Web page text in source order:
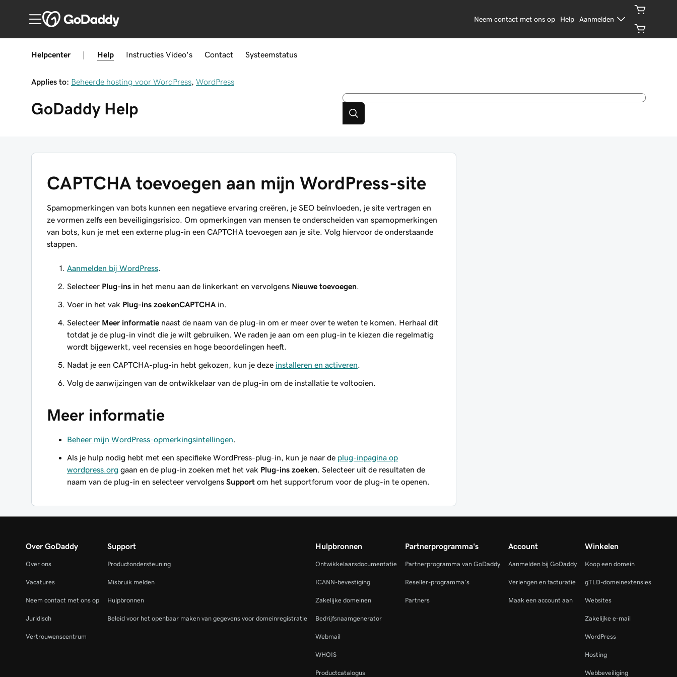
Neem contact met ons op Help Aanmelden
Helpcenter Help Instructies Video's Contact Systeemstatus
Applies to: Beheerde hosting voor WordPress WordPress
GoDaddy Help
CAPTCHA toevoegen aan mijn WordPress-site
Spamopmerkingen van bots kunnen een negatieve ervaring creëren, je SEO beïnvloeden, je site vertragen en
ze vormen zelfs een beveiligingsrisico. Om opmerkingen van mensen te onderscheiden van spamopmerkingen
van bots, kun je met een externe plug-in een CAPTCHA toevoegen aan je site. Volg hiervoor de onderstaande
stappen.
Aanmelden bij WordPress
Selecteer Plug-ins in het menu aan de linkerkant en vervolgens Nieuwe toevoegen
Voer in het vak Plug-ins zoekenCAPTCHA in.
Selecteer Meer informatie naast de naam van de plug-in om er meer over te weten te komen. Herhaal dit
totdat je de plug-in vindt die je wilt gebruiken. We raden je aan om een plug-in te kiezen die regelmatig
wordt bijgewerkt, veel recensies en hoge beoordelingen heeft.
Nadat je een CAPTCHA-plug-in hebt gekozen, kun je deze installeren en activeren
Volg de aanwijzingen van de ontwikkelaar van de plug-in om de installatie te voltooien.
Meer informatie
Beheer mijn WordPress-opmerkingsintellingen
Als je hulp nodig hebt met een specifieke WordPress-plug-in, kun je naar de plug-inpagina op
wordpress.org gaan en de plug-in zoeken met het vak Plug-ins zoeken . Selecteer uit de resultaten de
naam van de plug-in en selecteer vervolgens Support om het supportforum voor de plug-in te openen.
Over GoDaddy
Over ons
Vacatures
Neem contact met ons op
Juridisch
Vertrouwenscentrum
Support
Productondersteuning
Misbruik melden
Hulpbronnen
Beleid voor het openbaar maken van gegevens voor domeinregistratie
Hulpbronnen
Ontwikkelaarsdocumentatie
ICANN-bevestiging
Zakelijke domeinen
Bedrijfsnaamgenerator
Webmail
WHOIS
Productcatalogus
Partnerprogramma's
Partnerprogramma van GoDaddy
Reseller-programma's
Partners
Account
Aanmelden bij GoDaddy
Verlengen en facturatie
Maak een account aan
Winkelen
Koop een domein
gTLD-domeinextensies
Websites
Zakelijke e-mail
WordPress
Hosting
Webbeveiliging